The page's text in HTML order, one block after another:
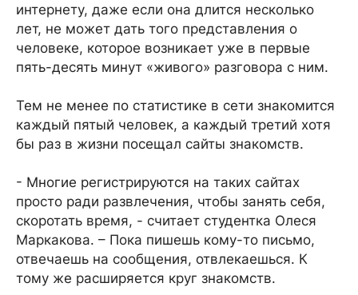
интернету, даже если она длится несколько
лет, не может дать того представления о
человеке, которое возникает уже в первые
пять-десять минут «живого» разговора с ним.
Тем не менее по статистике в сети знакомится
каждый пятый человек, а каждый третий хотя
бы раз в жизни посещал сайты знакомств.
- Многие регистрируются на таких сайтах
просто ради развлечения, чтобы занять себя,
скоротать время, - считает студентка Олеся
Маркакова. – Пока пишешь кому-то письмо,
отвечаешь на сообщения, отвлекаешься. К
тому же расширяется круг знакомств.